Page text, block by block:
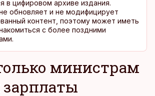
в цифировом архиве издания.
обновляет и не модифицирует
контент, поэтому может иметь
с более поздними
министрам
зарплаты